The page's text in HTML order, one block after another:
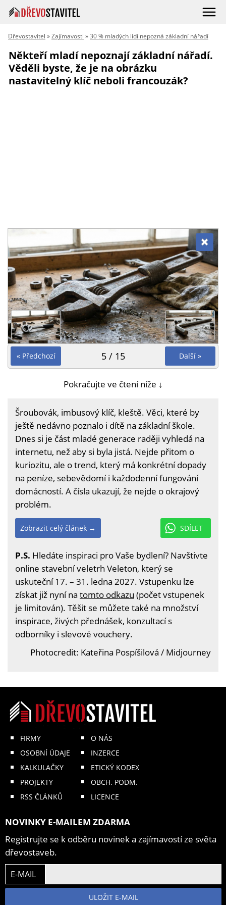
Dřevostavitel »Zajímavosti »30 % mladých lidí nepozná základní nářadí
Někteří mladí nepoznají základní nářadí.
Věděli byste, že je na obrázku
nastavitelný klíč neboli francouzák?
« Předchozí Další »
5 / 15
Pokračujte ve čtení níže ↓
Šroubovák, imbusový klíč, kleště. Věci, které by
ještě nedávno poznalo i dítě na základní škole.
Dnes si je část mladé generace raději vyhledá na
internetu, než aby si byla jistá. Nejde přitom o
kuriozitu, ale o trend, který má konkrétní dopady
na peníze, sebevědomí i každodenní fungování
domácností. A čísla ukazují, že nejde o okrajový
problém.
SDÍLET
Zobrazit celý článek →
P.S. Hledáte inspiraci pro Vaše bydlení? Navštivte
online stavební veletrh Veleton, který se
uskuteční 17. – 31. ledna 2027. Vstupenku lze
získat již nyní na tomto odkazu (počet vstupenek
je limitován). Těšit se můžete také na množství
inspirace, živých přednášek, konzultací s
odborníky i slevové vouchery.
Photocredit: Kateřina Pospíšilová / Midjourney
FIRMY
OSOBNÍ ÚDAJE
KALKULAČKY
PROJEKTY
RSS ČLÁNKŮ
O NÁS
INZERCE
ETICKÝ KODEX
OBCH. PODM.
LICENCE
NOVINKY E-MAILEM ZDARMA
Registrujte se k odběru novinek a zajímavostí ze světa
dřevostaveb.
E-MAIL
ULOŽIT E-MAIL